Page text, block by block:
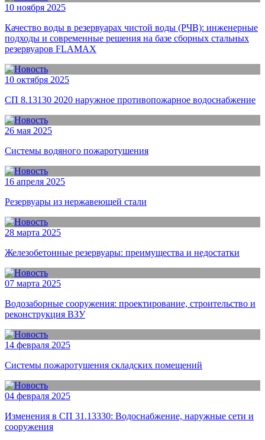
10 ноября 2025
Качество воды в резервуарах чистой воды (РЧВ): инженерные
подходы и современные решения на базе сборных стальных
резервуаров FLAMAX
10 октября 2025
СП 8.13130 2020 наружное противопожарное водоснабжение
26 мая 2025
Системы водяного пожаротушения
16 апреля 2025
Резервуары из нержавеющей стали
28 марта 2025
Железобетонные резервуары: преимущества и недостатки
07 марта 2025
Водозаборные сооружения: проектирование, строительство и
реконструкция ВЗУ
14 февраля 2025
Системы пожаротушения складских помещений
04 февраля 2025
Изменения в СП 31.13330: Водоснабжение, наружные сети и
сооружения